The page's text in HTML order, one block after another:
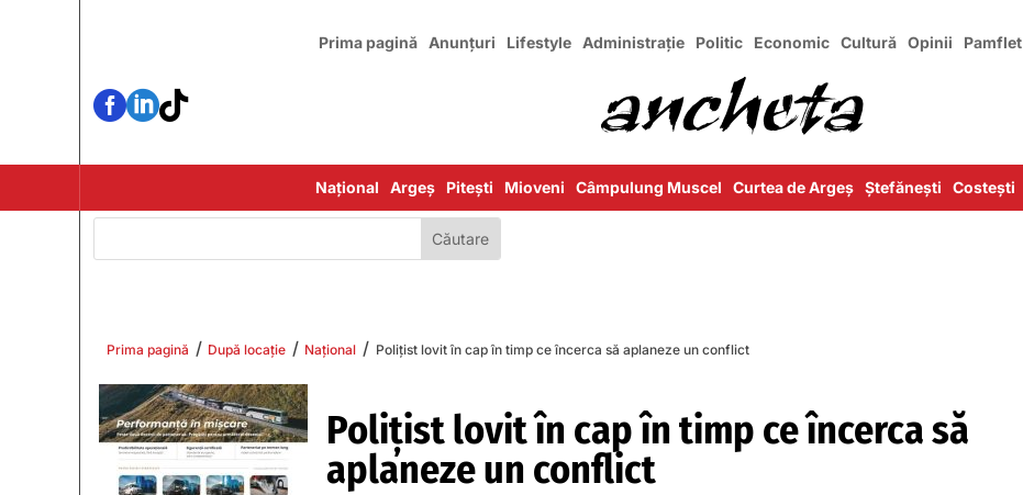
Prima pagină Anunțuri Lifestyle Administrație Politic Economic Cultură Opinii Pamflet

Național Argeș Pitești Mioveni Câmpulung Muscel Curtea de Argeș Ștefănești Costești
Prima pagină / După locație / Național / Polițist lovit în cap în timp ce încerca să aplaneze un conflict
Polițist lovit în cap în timp ce încerca să
aplaneze un conflict